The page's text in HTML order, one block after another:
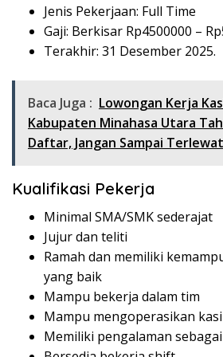
Jenis Pekerjaan: Full Time
Gaji: Berkisar Rp4500000 – Rp
Terakhir: 31 Desember 2025.
Baca Juga : Lowongan Kerja
Kabupaten Minahasa Utara
Daftar, Jangan Sampai
Kualifikasi Pekerja
Minimal SMA/SMK sederajat
Jujur dan teliti
Ramah dan memiliki
yang baik
Mampu bekerja dalam tim
Mampu mengoperasikan
Memiliki pengalaman